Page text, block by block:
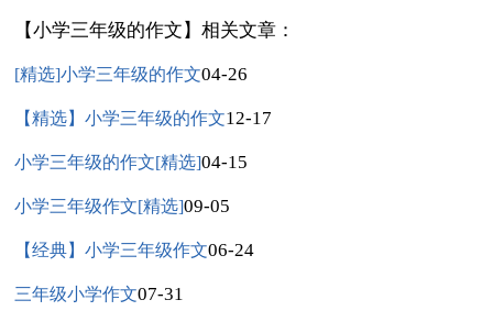
【小学三年级的作文】相关文章：
[精选]小学三年级的作文04-26
【精选】小学三年级的作文12-17
小学三年级的作文[精选]04-15
小学三年级作文[精选]09-05
【经典】小学三年级作文06-24
三年级小学作文07-31